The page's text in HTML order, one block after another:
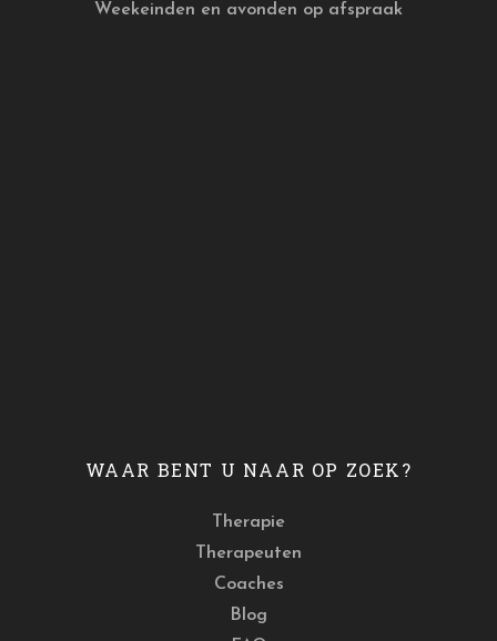
Weekeinden en avonden op afspraak
WAAR BENT U NAAR OP ZOEK?
Therapie
Therapeuten
Coaches
Blog